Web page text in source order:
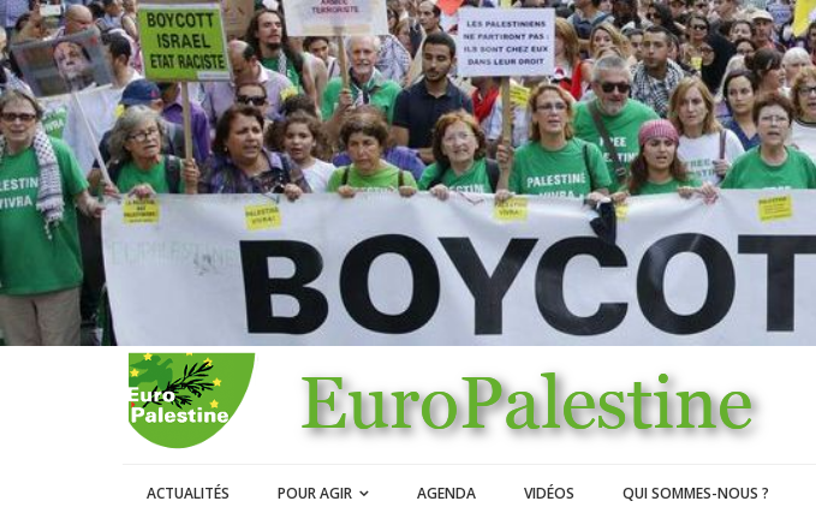
ACTUALITÉS POUR AGIR AGENDA VIDÉOS QUI SOMMES-NOUS ?